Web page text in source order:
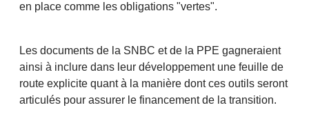
en place comme les obligations "vertes".
Les documents de la SNBC et de la PPE gagneraient
ainsi à inclure dans leur développement une feuille de
route explicite quant à la manière dont ces outils seront
articulés pour assurer le financement de la transition.